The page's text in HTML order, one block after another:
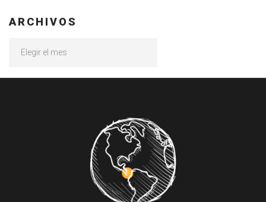
ARCHIVOS